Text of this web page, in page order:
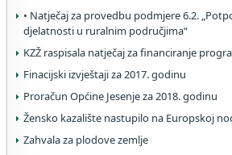
• Natječaj za provedbu podmjere 6.2.
djelatnosti u ruralnim područjima“
KZŽ raspisala natječaj za financiranje
Finacijski izvještaji za 2017. godinu
Proračun Općine Jesenje za 2018. godinu
Žensko kazalište nastupilo na Europskoj
Zahvala za plodove zemlje